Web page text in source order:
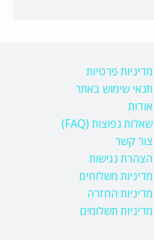
מדיניות פרטיות
תנאי שימוש באתר
אודות
שאלות נפוצות (FAQ)
צור קשר
הצהרת נגישות
מדיניות משלוחים
מדיניות החזרה
מדיניות תשלומים